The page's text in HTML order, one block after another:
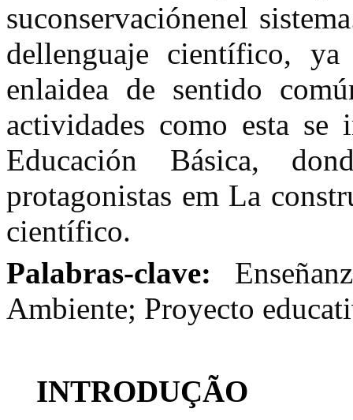
suconservaciónenel
dellenguaje científico,
enlaidea de sentido
actividades como esta se
Educación Básica,
protagonistas em La
científico.
Palabras-clave:
Ambiente; Proyecto
INTRODUÇÃO